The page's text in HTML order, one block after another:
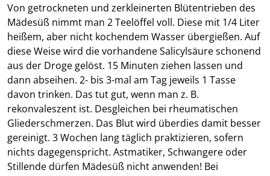
Von getrockneten und zerkleinerten Blütentrieben des
Mädesüß nimmt man 2 Teelöffel voll. Diese mit 1/4 Liter
heißem, aber nicht kochendem Wasser übergießen. Auf
diese Weise wird die vorhandene Salicylsäure schonend
aus der Droge gelöst. 15 Minuten ziehen lassen und
dann abseihen. 2- bis 3-mal am Tag jeweils 1 Tasse
davon trinken. Das tut gut, wenn man z. B.
rekonvaleszent ist. Desgleichen bei rheumatischen
Gliederschmerzen. Das Blut wird überdies damit besser
gereinigt. 3 Wochen lang täglich praktizieren, sofern
nichts dagegenspricht. Astmatiker, Schwangere oder
Stillende dürfen Mädesüß nicht anwenden! Bei